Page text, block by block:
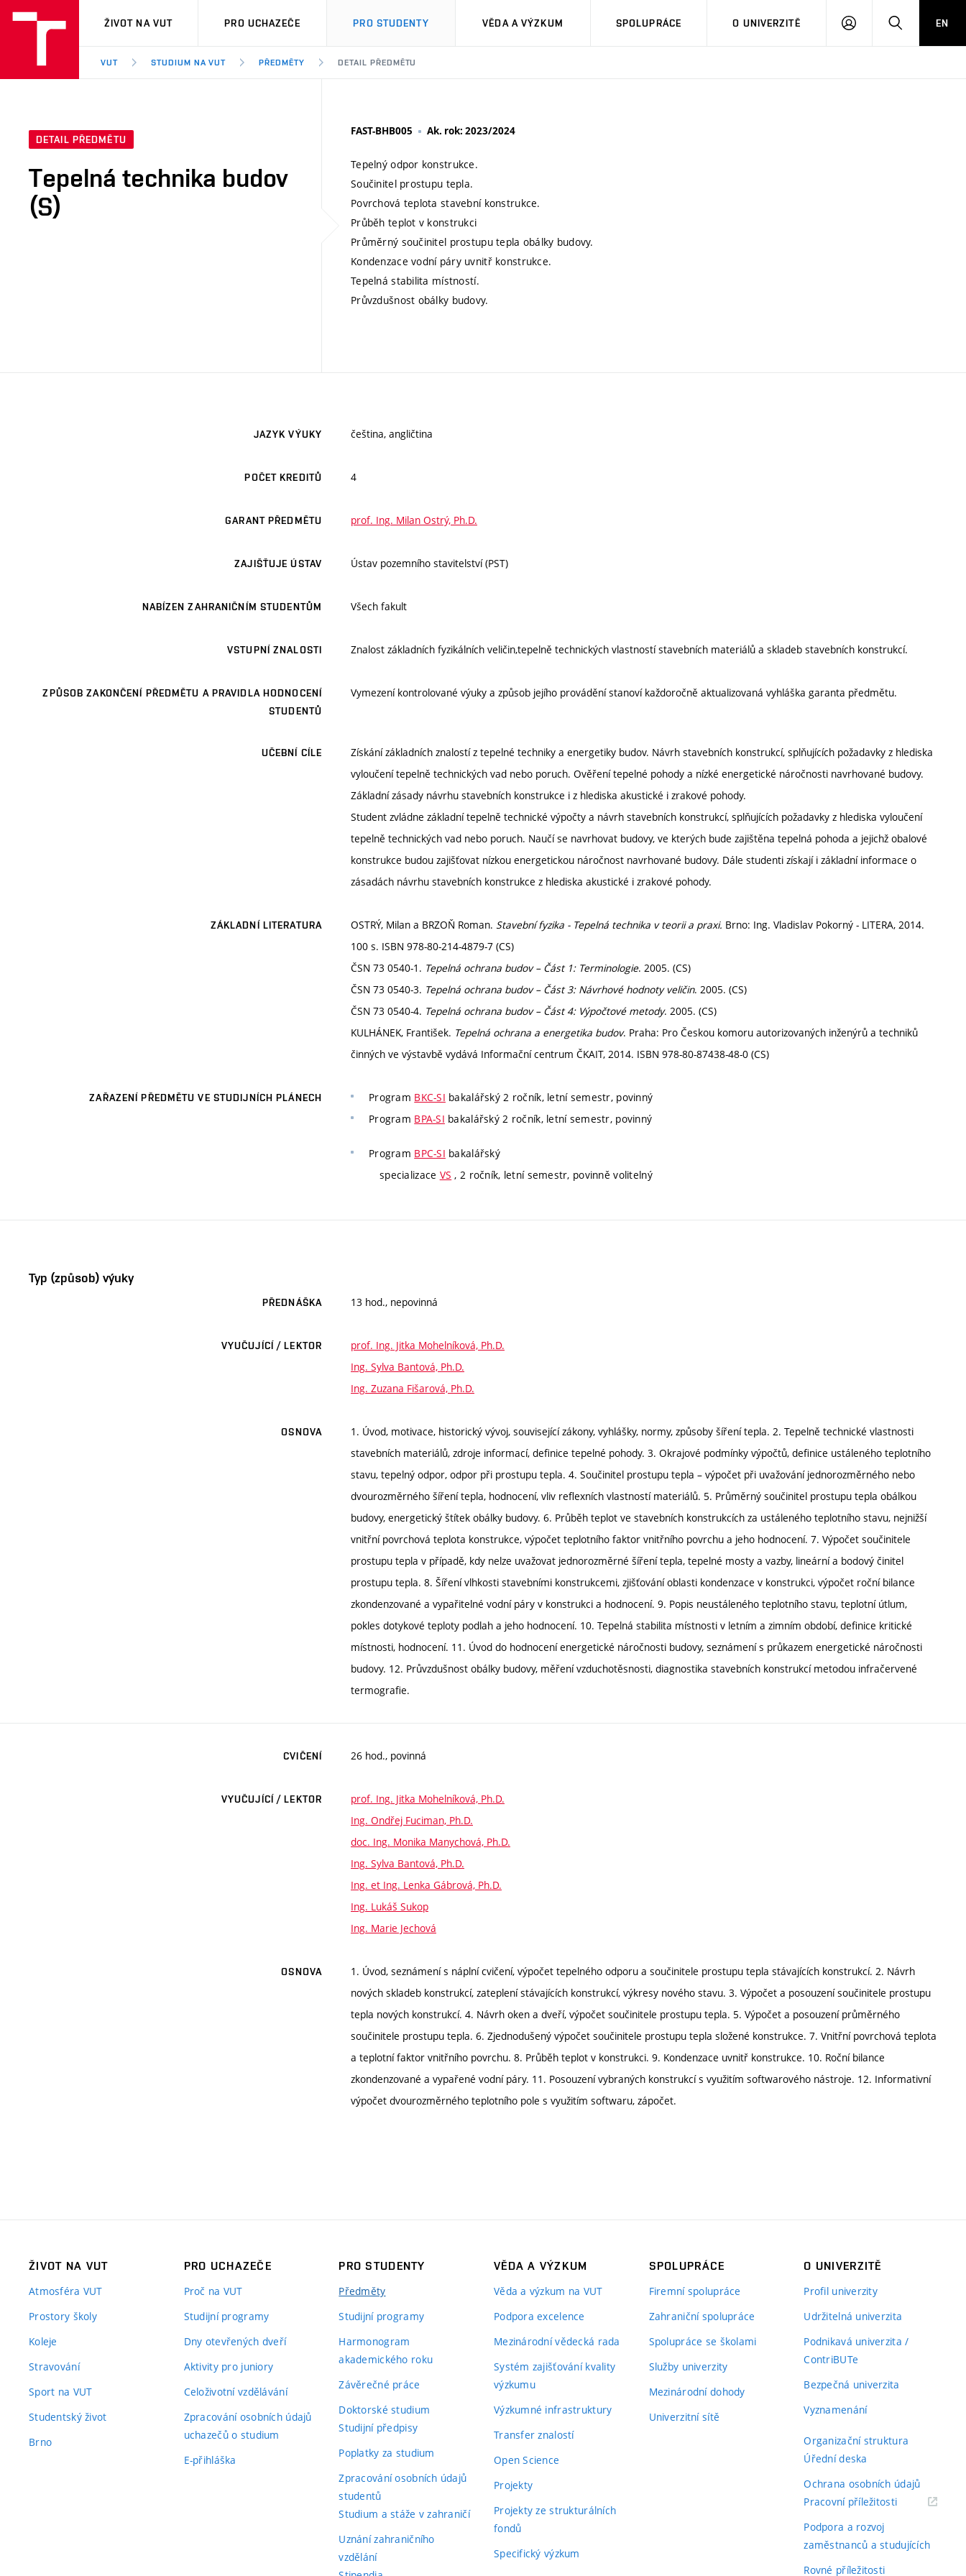
VUT
ŽIVOT NA VUT PRO UCHAZEČE PRO STUDENTY VĚDA A VÝZKUM SPOLUPRÁCE O UNIVERZITĚ
PŘIHLÁSIT HLEDATEN
VUT STUDIUM NA VUT PŘEDMĚTY DETAIL PŘEDMĚTU
DETAIL PŘEDMĚTU
Tepelná technika budov
(S)
FAST-BHB005 Ak. rok: 2023/2024
Tepelný odpor konstrukce.
Součinitel prostupu tepla.
Povrchová teplota stavební konstrukce.
Průběh teplot v konstrukci
Průměrný součinitel prostupu tepla obálky budovy.
Kondenzace vodní páry uvnitř konstrukce.
Tepelná stabilita místností.
Průvzdušnost obálky budovy.
JAZYK VÝUKY čeština, angličtina
POČET KREDITŮ 4
GARANT PŘEDMĚTU prof. Ing. Milan Ostrý, Ph.D.
ZAJIŠŤUJE ÚSTAV Ústav pozemního stavitelství (PST)
NABÍZEN ZAHRANIČNÍM STUDENTŮM Všech fakult
VSTUPNÍ ZNALOSTI Znalost základních fyzikálních veličin,tepelně technických vlastností stavebních materiálů a skladeb stavebních konstrukcí.
ZPŮSOB ZAKONČENÍ PŘEDMĚTU A PRAVIDLA HODNOCENÍ
STUDENTŮ
Vymezení kontrolované výuky a způsob jejího provádění stanoví každoročně aktualizovaná vyhláška garanta předmětu.
UČEBNÍ CÍLE
Získání základních znalostí z tepelné techniky a energetiky budov. Návrh stavebních konstrukcí, splňujících požadavky z hlediska
vyloučení tepelně technických vad nebo poruch. Ověření tepelné pohody a nízké energetické náročnosti navrhované budovy.
Základní zásady návrhu stavebních konstrukce i z hlediska akustické i zrakové pohody.
Student zvládne základní tepelně technické výpočty a návrh stavebních konstrukcí, splňujících požadavky z hlediska vyloučení
tepelně technických vad nebo poruch. Naučí se navrhovat budovy, ve kterých bude zajištěna tepelná pohoda a jejichž obalové
konstrukce budou zajišťovat nízkou energetickou náročnost navrhované budovy. Dále studenti získají i základní informace o
zásadách návrhu stavebních konstrukce z hlediska akustické i zrakové pohody.
ZÁKLADNÍ LITERATURA OSTRÝ, Milan a BRZOŇ Roman. Stavební fyzika - Tepelná technika v teorii a praxi. Brno: Ing. Vladislav Pokorný - LITERA, 2014.
100 s. ISBN 978-80-214-4879-7 (CS)
ČSN 73 0540-1. Tepelná ochrana budov – Část 1: Terminologie. 2005. (CS)
ČSN 73 0540-3. Tepelná ochrana budov – Část 3: Návrhové hodnoty veličin. 2005. (CS)
ČSN 73 0540-4. Tepelná ochrana budov – Část 4: Výpočtové metody. 2005. (CS)
KULHÁNEK, František. Tepelná ochrana a energetika budov. Praha: Pro Českou komoru autorizovaných inženýrů a techniků
činných ve výstavbě vydává Informační centrum ČKAIT, 2014. ISBN 978-80-87438-48-0 (CS)
ZAŘAZENÍ PŘEDMĚTU VE STUDIJNÍCH PLÁNECH Program BKC-SI bakalářský 2 ročník, letní semestr, povinný
Program BPA-SI bakalářský 2 ročník, letní semestr, povinný
Program BPC-SI bakalářský
specializace VS , 2 ročník, letní semestr, povinně volitelný
Typ (způsob) výuky
PŘEDNÁŠKA 13 hod., nepovinná
VYUČUJÍCÍ / LEKTOR
prof. Ing. Jitka Mohelníková, Ph.D.
Ing. Sylva Bantová, Ph.D.
Ing. Zuzana Fišarová, Ph.D.
OSNOVA
1. Úvod, motivace, historický vývoj, související zákony, vyhlášky, normy, způsoby šíření tepla. 2. Tepelně technické vlastnosti
stavebních materiálů, zdroje informací, definice tepelné pohody. 3. Okrajové podmínky výpočtů, definice ustáleného teplotního
stavu, tepelný odpor, odpor při prostupu tepla. 4. Součinitel prostupu tepla – výpočet při uvažování jednorozměrného nebo
dvourozměrného šíření tepla, hodnocení, vliv reflexních vlastností materiálů. 5. Průměrný součinitel prostupu tepla obálkou
budovy, energetický štítek obálky budovy. 6. Průběh teplot ve stavebních konstrukcích za ustáleného teplotního stavu, nejnižší
vnitřní povrchová teplota konstrukce, výpočet teplotního faktor vnitřního povrchu a jeho hodnocení. 7. Výpočet součinitele
prostupu tepla v případě, kdy nelze uvažovat jednorozměrné šíření tepla, tepelné mosty a vazby, lineární a bodový činitel
prostupu tepla. 8. Šíření vlhkosti stavebními konstrukcemi, zjišťování oblasti kondenzace v konstrukci, výpočet roční bilance
zkondenzované a vypařitelné vodní páry v konstrukci a hodnocení. 9. Popis neustáleného teplotního stavu, teplotní útlum,
pokles dotykové teploty podlah a jeho hodnocení. 10. Tepelná stabilita místnosti v letním a zimním období, definice kritické
místnosti, hodnocení. 11. Úvod do hodnocení energetické náročnosti budovy, seznámení s průkazem energetické náročnosti
budovy. 12. Průvzdušnost obálky budovy, měření vzduchotěsnosti, diagnostika stavebních konstrukcí metodou infračervené
termografie.
CVIČENÍ 26 hod., povinná
VYUČUJÍCÍ / LEKTOR
prof. Ing. Jitka Mohelníková, Ph.D.
Ing. Ondřej Fuciman, Ph.D.
doc. Ing. Monika Manychová, Ph.D.
Ing. Sylva Bantová, Ph.D.
Ing. et Ing. Lenka Gábrová, Ph.D.
Ing. Lukáš Sukop
Ing. Marie Jechová
OSNOVA
1. Úvod, seznámení s náplní cvičení, výpočet tepelného odporu a součinitele prostupu tepla stávajících konstrukcí. 2. Návrh
nových skladeb konstrukcí, zateplení stávajících konstrukcí, výkresy nového stavu. 3. Výpočet a posouzení součinitele prostupu
tepla nových konstrukcí. 4. Návrh oken a dveří, výpočet součinitele prostupu tepla. 5. Výpočet a posouzení průměrného
součinitele prostupu tepla. 6. Zjednodušený výpočet součinitele prostupu tepla složené konstrukce. 7. Vnitřní povrchová teplota
a teplotní faktor vnitřního povrchu. 8. Průběh teplot v konstrukci. 9. Kondenzace uvnitř konstrukce. 10. Roční bilance
zkondenzované a vypařené vodní páry. 11. Posouzení vybraných konstrukcí s využitím softwarového nástroje. 12. Informativní
výpočet dvourozměrného teplotního pole s využitím softwaru, zápočet.
ŽIVOT NA VUT
Atmosféra VUT
Prostory školy
Koleje
Stravování
Sport na VUT
Studentský život
Brno
PRO UCHAZEČE
Proč na VUT
Studijní programy
Dny otevřených dveří
Aktivity pro juniory
Celoživotní vzdělávání
Zpracování osobních údajů
uchazečů o studium
E-přihláška
PRO STUDENTY
Předměty
Studijní programy
Harmonogram
akademického roku
Závěrečné práce
Doktorské studium
Studijní předpisy
Poplatky za studium
Zpracování osobních údajů
studentů
Studium a stáže v zahraničí
Uznání zahraničního
vzdělání
VĚDA A VÝZKUM
Věda a výzkum na VUT
Podpora excelence
Mezinárodní vědecká rada
Systém zajišťování kvality
výzkumu
Výzkumné infrastruktury
Transfer znalostí
Open Science
Projekty
Projekty ze strukturálních
fondů
Specifický výzkum
SPOLUPRÁCE
Firemní spolupráce
Zahraniční spolupráce
Spolupráce se školami
Služby univerzity
Mezinárodní dohody
Univerzitní sítě
O UNIVERZITĚ
Profil univerzity
Udržitelná univerzita
Podnikavá univerzita /
ContriBUTe
Bezpečná univerzita
Vyznamenání
Organizační struktura
Úřední deska
Ochrana osobních údajů
Pracovní příležitosti(externí
Podpora a rozvoj
zaměstnanců a studujících
Rovné příležitosti